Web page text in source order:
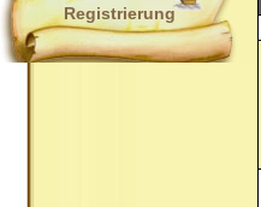
Registrierung